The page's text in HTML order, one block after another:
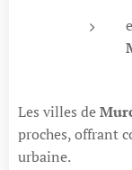
Les villes de
proches, offrant
urbaine.